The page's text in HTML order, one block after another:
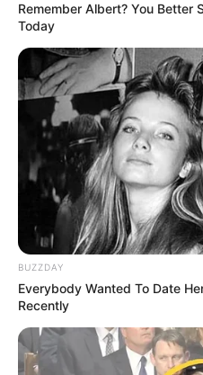
Remember Albert? You Better
Today
BUZZDAY
Everybody Wanted To Date
Recently